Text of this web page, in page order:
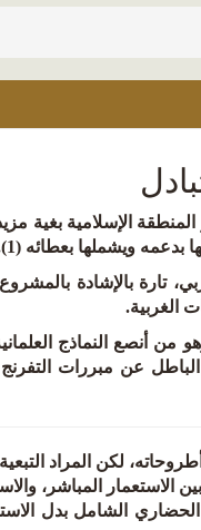
الإسلامية بغية
بدعمه ويشملها بعطائه (1).
بالإشادة بالمشروع
الغربية.
أنصع النماذج العلمانية
عن مبررات التفرنج
لكن المراد
الاستعمار المباشر،
الشامل بدل